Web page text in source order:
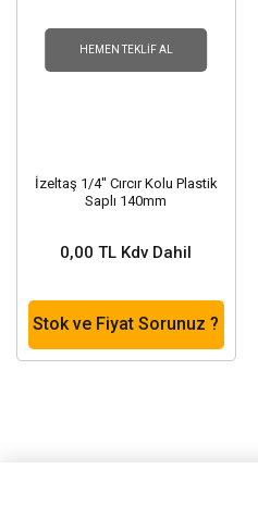
HEMEN TEKLIF AL
İzeltaş 1/4'' Cırcır Kolu Plastik
Saplı 140mm
0,00 TL Kdv Dahil
Stok ve Fiyat Sorunuz ?